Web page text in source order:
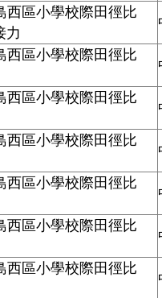
西區小學校際田徑比
力
西區小學校際田徑比
西區小學校際田徑比
西區小學校際田徑比
西區小學校際田徑比
西區小學校際田徑比
西區小學校際田徑比